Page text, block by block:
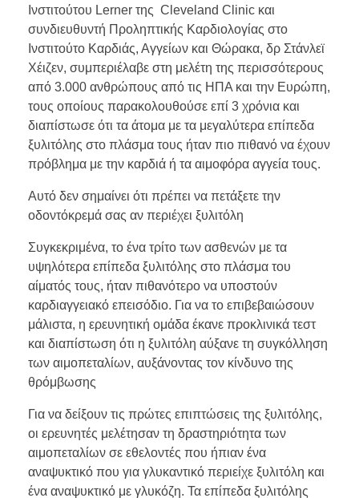
Ινστιτούτου Lerner της Cleveland Clinic και
συνδιευθυντή Προληπτικής Καρδιολογίας στο
Ινστιτούτο Καρδιάς, Αγγείων και Θώρακα, δρ Στάνλεϊ
Χέιζεν, συμπεριέλαβε στη μελέτη της περισσότερους
από 3.000 ανθρώπους από τις ΗΠΑ και την Ευρώπη,
τους οποίους παρακολουθούσε επί 3 χρόνια και
διαπίστωσε ότι τα άτομα με τα μεγαλύτερα επίπεδα
ξυλιτόλης στο πλάσμα τους ήταν πιο πιθανό να έχουν
πρόβλημα με την καρδιά ή τα αιμοφόρα αγγεία τους.
Αυτό δεν σημαίνει ότι πρέπει να πετάξετε την
οδοντόκρεμά σας αν περιέχει ξυλιτόλη
Συγκεκριμένα, το ένα τρίτο των ασθενών με τα
υψηλότερα επίπεδα ξυλιτόλης στο πλάσμα του
αίματός τους, ήταν πιθανότερο να υποστούν
καρδιαγγειακό επεισόδιο. Για να το επιβεβαιώσουν
μάλιστα, η ερευνητική ομάδα έκανε προκλινικά τεστ
και διαπίστωση ότι η ξυλιτόλη αύξανε τη συγκόλληση
των αιμοπεταλίων, αυξάνοντας τον κίνδυνο της
θρόμβωσης
Για να δείξουν τις πρώτες επιπτώσεις της ξυλιτόλης,
οι ερευνητές μελέτησαν τη δραστηριότητα των
αιμοπεταλίων σε εθελοντές που ήπιαν ένα
αναψυκτικό που για γλυκαντικό περιείχε ξυλιτόλη και
ένα αναψυκτικό με γλυκόζη. Τα επίπεδα ξυλιτόλης